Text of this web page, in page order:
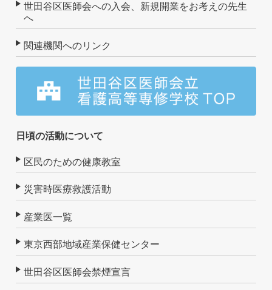
世田谷区医師会への入会、新規開業をお考えの先生
へ
関連機関へのリンク
日頃の活動について
区民のための健康教室
災害時医療救護活動
産業医一覧
東京西部地域産業保健センター
世田谷区医師会禁煙宣言